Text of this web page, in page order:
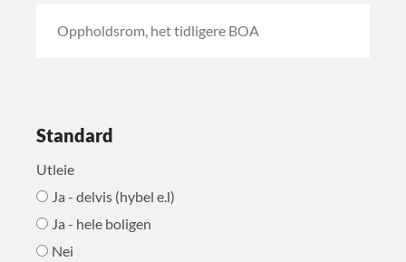
Standard
Utleie
Ja - delvis (hybel e.l)
Ja - hele boligen
Nei